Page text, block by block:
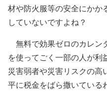
材や防火服等の安全にかか
していないですよね？
無料で効果ゼロのカレン
を使ってごく一部の人が利
災害弱者や災害リスクの高
平に税金をばら撒いている